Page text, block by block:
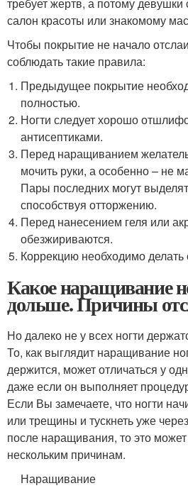
салон красоты или знакомому
Чтобы покрытие не начало
соблюдать такие правила:
Предыдущее покрытие
полностью.
Ногти следует хорошо
антисептиками.
Перед наращиванием
мочить руки, а особенно – не
Пары последних могут
способствуя отторжению.
Перед нанесением геля или
обезжириваются.
Коррекцию необходимо
Какое наращивание
дольше. Причины
Но далеко не у всех ногти
То, как выглядит наращивание
держится, может отличаться у
даже если он выполняет
Если Вы замечаете, что ногти
или трещины и тускнеть уже
после наращивания, то это
нескольким причинам.
Наращивание